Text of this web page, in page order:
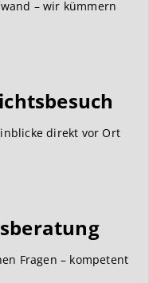
– wir kümmern
direkt vor Ort
Fragen – kompetent